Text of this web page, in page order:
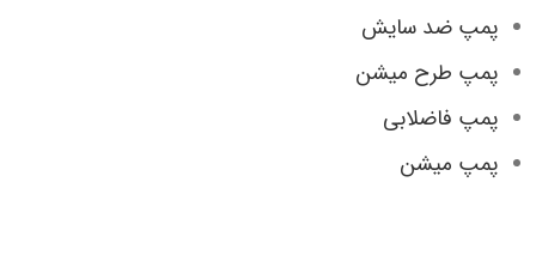
پمپ ضد سایش
پمپ طرح میشن
پمپ فاضلابی
پمپ میشن